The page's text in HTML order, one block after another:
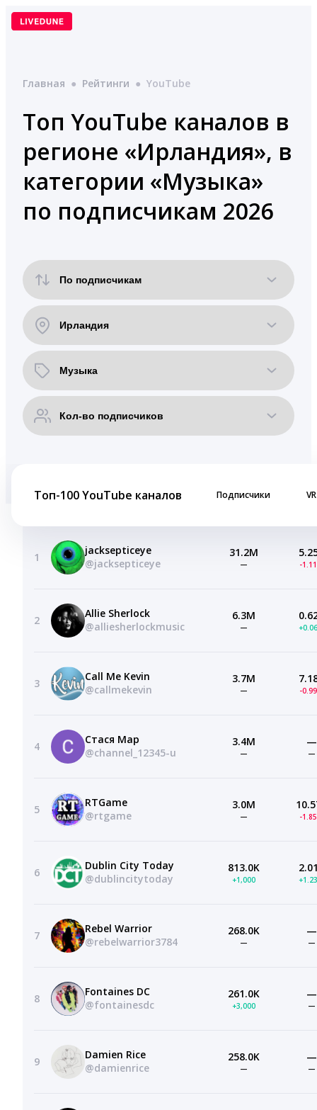
Перейти
Главная ● Рейтинги ● YouTube
Топ YouTube каналов в
регионе «Ирландия», в
категории «Музыка»
по подписчикам 2026
Топ-100 YouTube каналов Подписчики VR
1
jacksepticeye
@jacksepticeye
31.2M
— -
2
Allie Sherlock
@alliesherlockmusic
6.3M
—
3
Call Me Kevin
@callmekevin
3.7M
— -
4
Стася Мар
@channel_12345-u
3.4M
—
—
—
5
RTGame
@rtgame
3.0M
— -
6
Dublin City Today
@dublincitytoday
813.0K
+1,000
7
Rebel Warrior
@rebelwarrior3784
268.0K
—
—
—
8
Fontaines DC
@fontainesdc
261.0K
+3,000
—
—
9
Damien Rice
@damienrice
258.0K
—
—
—